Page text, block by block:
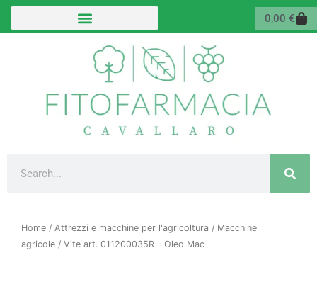
Vai
0,00 €
Home / Attrezzi e macchine per l'agricoltura / Macchine
agricole / Vite art. 011200035R – Oleo Mac